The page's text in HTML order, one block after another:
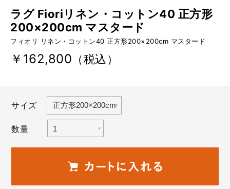
ラグ Fioriリネン・コットン40 正方形
200×200cm マスタード
フィオリ リネン・コットン40 正方形200×200cm マスタード
￥162,800 （税込）
サイズ
数量